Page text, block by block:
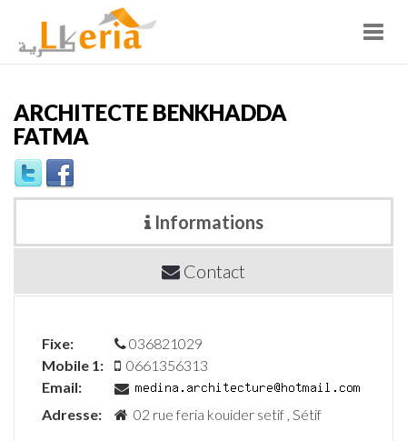
ARCHITECTE BENKHADDA
FATMA
Informations
Contact
Fixe:
036821029
Mobile 1:
0661356313
Email:
Adresse:
02 rue feria kouider setif , Sétif